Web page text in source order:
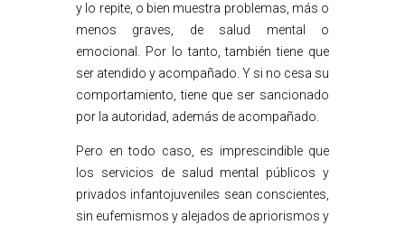
y lo repite, o bien muestra problemas, más o
menos graves, de salud mental o
emocional. Por lo tanto, también tiene que
ser atendido y acompañado. Y si no cesa su
comportamiento, tiene que ser sancionado
por la autoridad, además de acompañado.
Pero en todo caso, es imprescindible que
los servicios de salud mental públicos y
privados infantojuveniles sean conscientes,
sin eufemismos y alejados de apriorismos y